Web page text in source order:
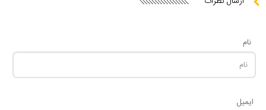
نام
ایمیل